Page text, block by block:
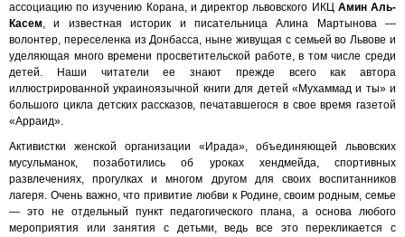
ассоциацию по изучению Корана, и директор львовского ИКЦАмин Аль-
Касем, и известная историк и писательница Алина Мартынова —
волонтер, переселенка из Донбасса, ныне живущая с семьей во Львове и
уделяющая много времени просветительской работе, в том числе среди
детей. Наши читатели ее знают прежде всего как автора
иллюстрированной украиноязычной книги для детей «Мухаммад и ты» и
большого цикла детских рассказов, печатавшегося в свое время газетой
«Арраид».
Активистки женской организации «Ирада», объединяющей львовских
мусульманок, позаботились об уроках хендмейда, спортивных
развлечениях, прогулках и многом другом для своих воспитанников
лагеря. Очень важно, что привитие любви к Родине, своим родным, семье
— это не отдельный пункт педагогического плана, а основа любого
мероприятия или занятия с детьми, ведь все это перекликается с